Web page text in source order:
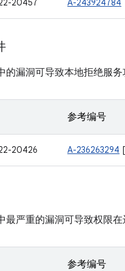
20457 A-243924784
的漏洞可导致本地拒绝服务
参考编号
20426 A-236263294 [
最严重的漏洞可导致权限
参考编号